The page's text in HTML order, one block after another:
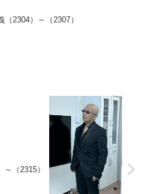
（2304）～（2307）
（2315）